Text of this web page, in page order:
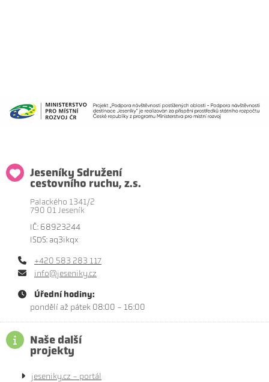
Jeseníky Sdružení
cestovního ruchu, z.s.
Palackého 1341/2
790 01 Jeseník
IČ: 68923244
ISDS: aq3ikqx
+420 583 283 117
info@jeseniky.cz
Úřední hodiny:
pondělí až pátek 08:00 - 16:00
Naše další
projekty
jeseniky.cz - portál